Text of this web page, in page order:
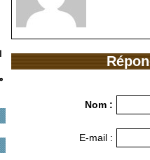
Nom :
E-mail :